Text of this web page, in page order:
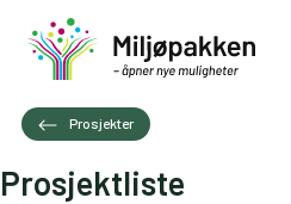
Prosjekter
Prosjektliste